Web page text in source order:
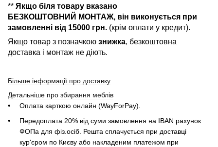
** Якщо біля товару вказано
БЕЗКОШТОВНИЙ МОНТАЖ, він виконується при
замовленні від 15000 грн. (крім оплати у кредит).
Якщо товар з позначкою знижка, безкоштовна
доставка і монтаж не діють.
Більше інформації про доставку
Детальніше про збирання меблів
Оплата карткою онлайн (WayForPay).
Передоплата 20% від суми замовлення на IBAN рахунок
ФОПа для фіз.осіб. Решта сплачується при доставці
кур'єром по Києву або накладеним платежом при